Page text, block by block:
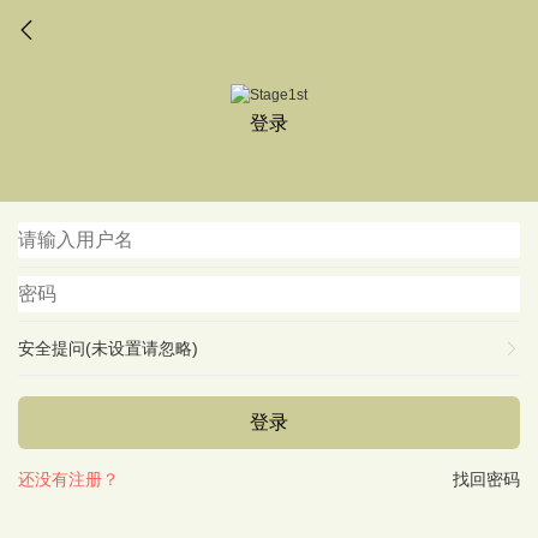
登录
安全提问(未设置请忽略)
登录
找回密码
还没有注册？